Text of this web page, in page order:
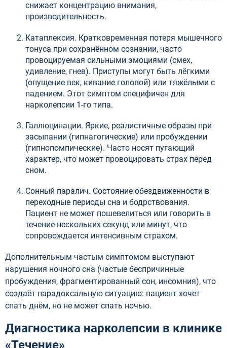
снижает концентрацию внимания,
производительность.
Катаплексия. Кратковременная потеря мышечного
тонуса при сохранённом сознании, часто
провоцируемая сильными эмоциями (смех,
удивление, гнев). Приступы могут быть лёгкими
(опущение век, кивание головой) или тяжёлыми с
падением. Этот симптом специфичен для
нарколепсии 1-го типа.
Галлюцинации. Яркие, реалистичные образы при
засыпании (гипнагогические) или пробуждении
(гипнопомпические). Часто носят пугающий
характер, что может провоцировать страх перед
сном.
Сонный паралич. Состояние обездвиженности в
переходные периоды сна и бодрствования.
Пациент не может пошевелиться или говорить в
течение нескольких секунд или минут, что
сопровождается интенсивным страхом.
Дополнительным частым симптомом выступают
нарушения ночного сна (частые беспричинные
пробуждения, фрагментированный сон, инсомния), что
создаёт парадоксальную ситуацию: пациент хочет
спать днём, но не может спать ночью.
Диагностика нарколепсии в клинике
«Течение»